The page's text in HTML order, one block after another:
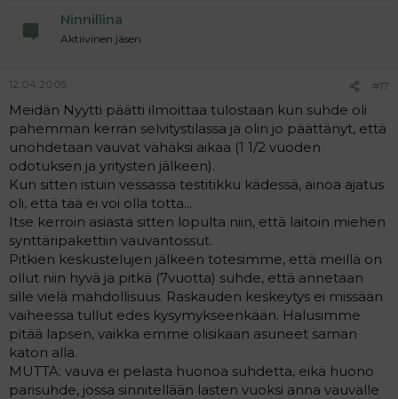
Ninniliina
Aktiivinen jäsen
12.04.2005 #17
Meidän Nyytti päätti ilmoittaa tulostaan kun suhde oli
pahemman kerran selvitystilassa ja olin jo päättänyt, että
unohdetaan vauvat vähäksi aikaa (1 1/2 vuoden
odotuksen ja yritysten jälkeen).
Kun sitten istuin vessassa testitikku kädessä, ainoa ajatus
oli, että tää ei voi olla totta...
Itse kerroin asiasta sitten lopulta niin, että laitoin miehen
synttäripakettiin vauvantossut.
Pitkien keskustelujen jälkeen totesimme, että meillä on
ollut niin hyvä ja pitkä (7vuotta) suhde, että annetaan
sille vielä mahdollisuus. Raskauden keskeytys ei missään
vaiheessa tullut edes kysymykseenkään. Halusimme
pitää lapsen, vaikka emme olisikaan asuneet saman
katon alla.
MUTTA: vauva ei pelasta huonoa suhdetta, eikä huono
parisuhde, jossa sinnitellään lasten vuoksi anna vauvalle